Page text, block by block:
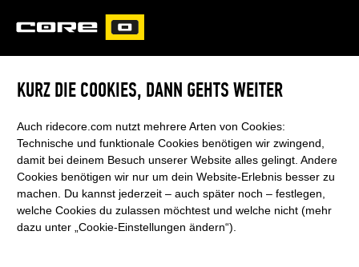
CARVED
ERA LW
PERFORMANCE UND FORTSCHRITT IN
LEICHTEM WIND
KURZ DIE COOKIES, DANN GEHTS WEITER
Auch ridecore.com nutzt mehrere Arten von Cookies:
Technische und funktionale Cookies benötigen wir zwingend,
damit bei deinem Besuch unserer Website alles gelingt. Andere
Cookies benötigen wir nur um dein Website-Erlebnis besser zu
machen. Du kannst jederzeit – auch später noch – festlegen,
welche Cookies du zulassen möchtest und welche nicht (mehr
dazu unter „Cookie-Einstellungen ändern“).